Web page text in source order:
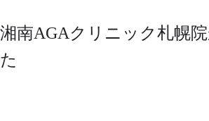
湘南AGAクリニック札幌
た